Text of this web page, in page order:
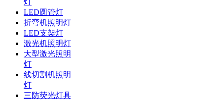
灯
LED圆管灯
折弯机照明灯
LED支架灯
激光机照明灯
大型激光照明
灯
线切割机照明
灯
三防荧光灯具